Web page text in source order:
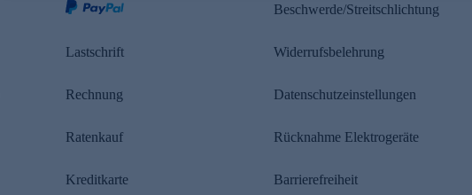
Lastschrift
Rechnung
Ratenkauf
Kreditkarte
Beschwerde/Streitschlichtung
Widerrufsbelehrung
Datenschutzeinstellungen
Rücknahme Elektrogeräte
Barrierefreiheit